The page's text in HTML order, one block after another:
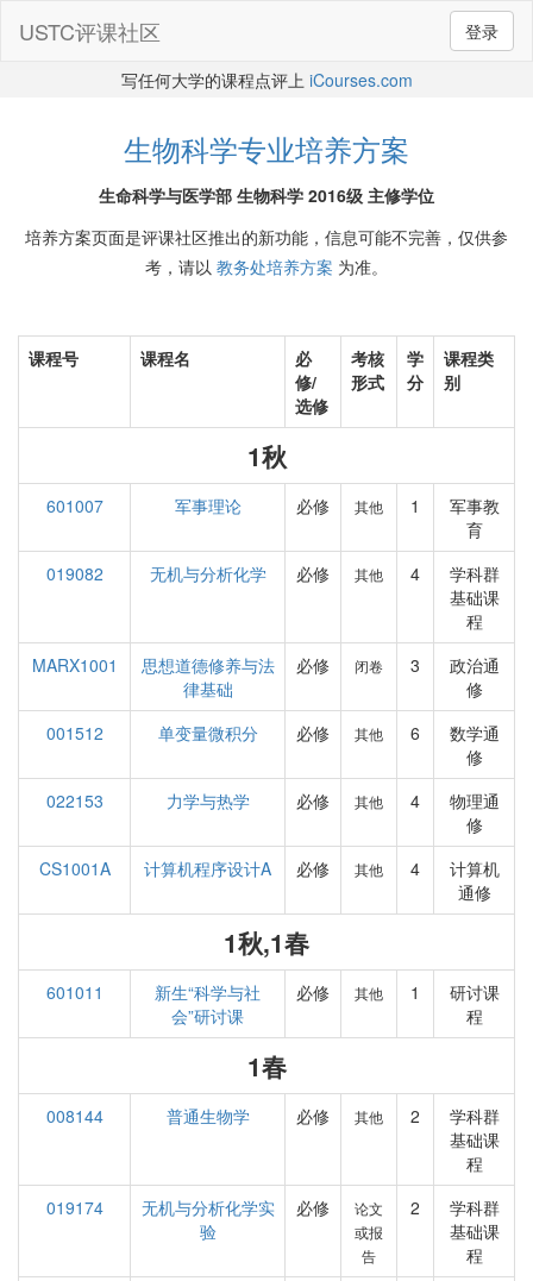
登录
USTC评课社区
写任何大学的课程点评上 iCourses.com
生物科学专业培养方案
生命科学与医学部 生物科学 2016级 主修学位
培养方案页面是评课社区推出的新功能，信息可能不完善，仅供参
考，请以 教务处培养方案 为准。
课程号 课程名
必
修/
选修
考核
形式
学
分
课程类
别
1秋
601007 军事理论 必修 其他 1
军事教
育
019082
无机与分析化学 必修 其他 4
学科群
基础课
程
MARX1001
思想道德修养与法
律基础
必修 闭卷 3
政治通
修
001512
单变量微积分 必修 其他 6
数学通
修
022153
力学与热学 必修 其他 4
物理通
修
CS1001A
计算机程序设计A 必修 其他 4
计算机
通修
1秋,1春
601011
新生“科学与社
会”研讨课
必修 其他 1
研讨课
程
1春
008144 普通生物学 必修 其他 2
学科群
基础课
程
019174
无机与分析化学实
验
必修
论文
或报
告
2
学科群
基础课
程